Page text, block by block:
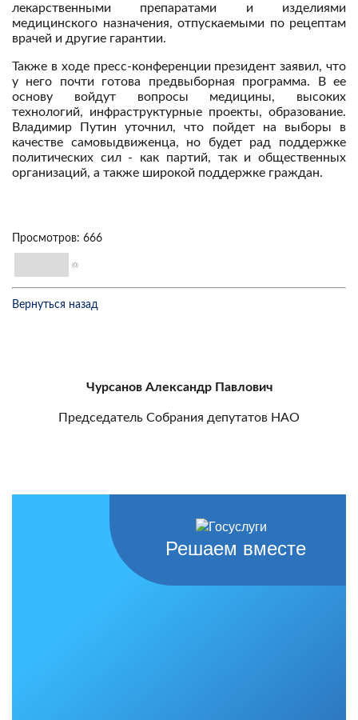
лекарственными препаратами и изделиями
медицинского назначения, отпускаемыми по рецептам
врачей и другие гарантии.
Также в ходе пресс-конференции президент заявил, что
у него почти готова предвыборная программа. В ее
основу войдут вопросы медицины, высоких
технологий, инфраструктурные проекты, образование.
Владимир Путин уточнил, что пойдет на выборы в
качестве самовыдвиженца, но будет рад поддержке
политических сил - как партий, так и общественных
организаций, а также широкой поддержке граждан.
Просмотров: 666
(0)
Вернуться назад
Чурсанов Александр Павлович
Председатель Собрания депутатов НАО
Решаем вместе